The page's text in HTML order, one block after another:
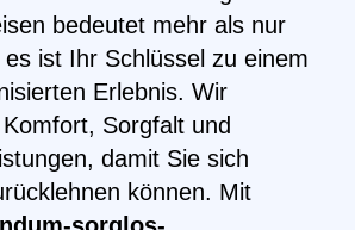
bedeutet mehr als nur
ist Ihr Schlüssel zu einem
Erlebnis. Wir
Sorgfalt und
damit Sie sich
können. Mit